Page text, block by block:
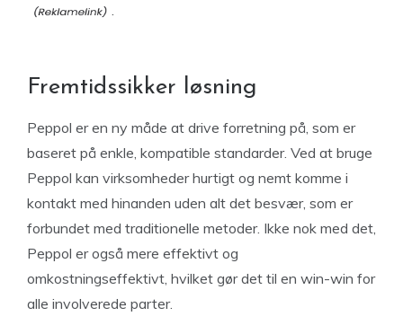
.
Fremtidssikker løsning
Peppol er en ny måde at drive forretning på, som er
baseret på enkle, kompatible standarder. Ved at bruge
Peppol kan virksomheder hurtigt og nemt komme i
kontakt med hinanden uden alt det besvær, som er
forbundet med traditionelle metoder. Ikke nok med det,
Peppol er også mere effektivt og
omkostningseffektivt, hvilket gør det til en win-win for
alle involverede parter.